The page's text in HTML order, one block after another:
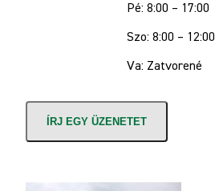
Pé: 8:00 – 17:00
Szo: 8:00 – 12:00
Va: Zatvorené
ÍRJ EGY ÜZENETET